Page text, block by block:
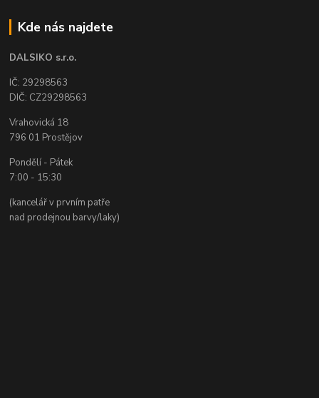
Kde nás najdete
DALSIKO s.r.o.
IČ: 29298563
DIČ: CZ29298563
Vrahovická 18
796 01 Prostějov
Pondělí - Pátek
7:00 - 15:30
(kancelář v prvním patře
nad prodejnou barvy/laky)